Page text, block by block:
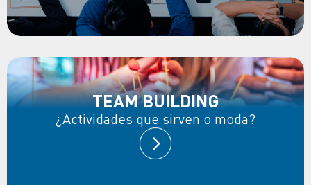
TEAM BUILDING
¿Actividades que sirven o moda?